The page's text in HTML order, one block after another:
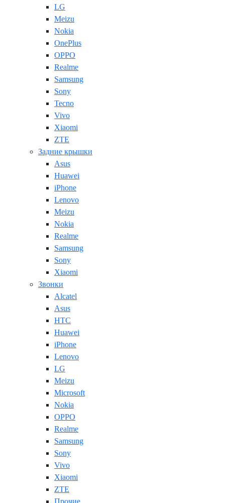
LG
Meizu
Nokia
OnePlus
OPPO
Realme
Samsung
Sony
Tecno
Vivo
Xiaomi
ZTE
Задние крышки
Asus
Huawei
iPhone
Lenovo
Meizu
Nokia
Realme
Samsung
Sony
Xiaomi
Звонки
Alcatel
Asus
HTC
Huawei
iPhone
Lenovo
LG
Meizu
Microsoft
Nokia
OPPO
Realme
Samsung
Sony
Vivo
Xiaomi
ZTE